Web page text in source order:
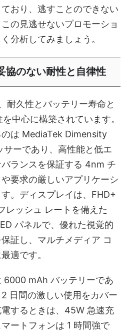
おり、逃すことのできない
の見逃せないプロモーショ
分析してみましょう。
協のない耐性と自律性
耐久性とバッテリー寿命と
中心に構築されています。
は MediaTek Dimensity
ーであり、高性能と低エ
ランスを保証する 4nm チ
要求の厳しいアプリケーシ
。ディスプレイは、FHD+
レッシュ レートを備えた
パネルで、優れた視覚的
証し、マルチメディア コ
適です。
6000 mAh バッテリーであ
日間の激しい使用をカバー
するときは、45W 急速充
ートフォンは 1 時間強で